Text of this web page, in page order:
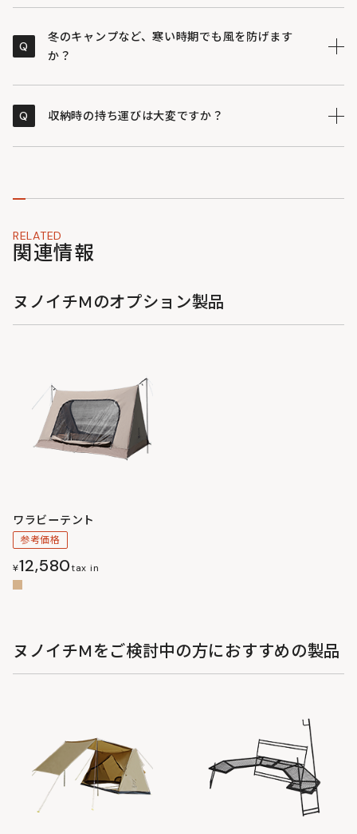
リビングスペースを作り出すことが可能です。
をインナーテントとしてメインポールに引っ掛けて組み
合わせることが可能です。風通しを確保しつつ虫の侵入
Q
冬のキャンプなど、寒い時期でも風を防げます
か？
けることで、冷たい風の入り込みを軽減できます。天候
季節を問わず工夫次第で快適に過ごせます。
Q 収納時の持ち運びは大変ですか？
RELATED
関連情報
ヌノイチMのオプション製品
ワラビーテント
参考価格
¥12,580tax in
ヌノイチMをご検討中の方におすすめの製品